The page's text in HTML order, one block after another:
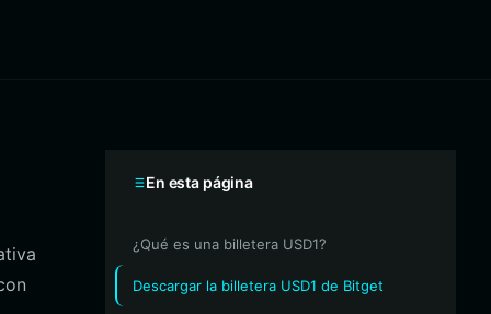
En esta página
¿Qué es una billetera USD1?
Descargar la billetera USD1 de Bitget